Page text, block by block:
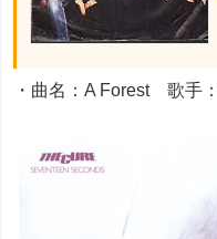
・曲名：A Forest 歌手